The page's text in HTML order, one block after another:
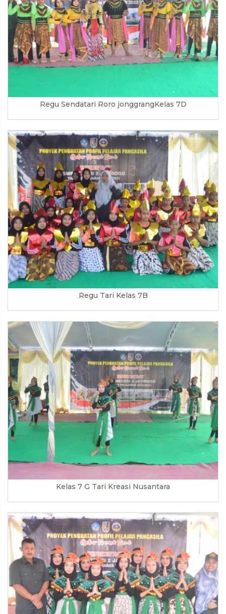
Regu Sendatari Roro jonggrangKelas 7D
Regu Tari Kelas 7B
Kelas 7 G Tari Kreasi Nusantara